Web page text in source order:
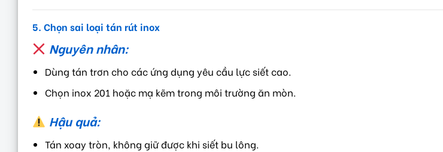
5. Chọn sai loại tán rút inox
Nguyên nhân:
Dùng tán trơn cho các ứng dụng yêu cầu lực siết cao.
Chọn inox 201 hoặc mạ kẽm trong môi trường ăn mòn.
Hậu quả:
Tán xoay tròn, không giữ được khi siết bu lông.